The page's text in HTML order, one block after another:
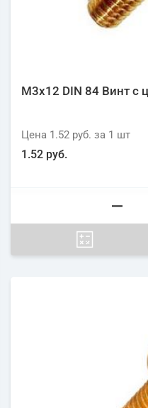
М3х12 DIN 84 Винт с
Цена 1.52 руб. за 1 шт
1.52 руб.